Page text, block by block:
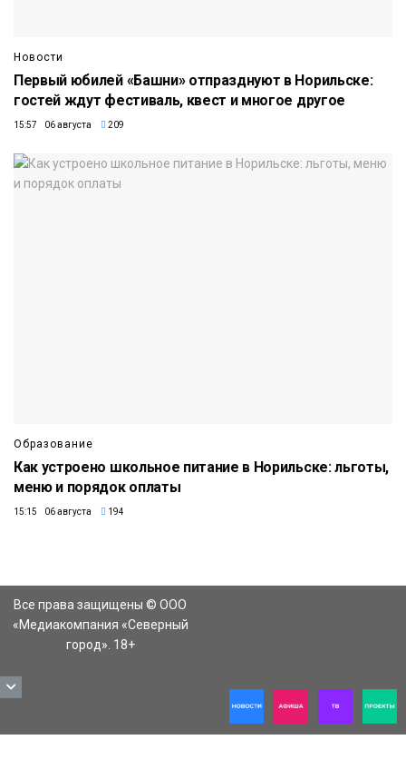
Новости
Первый юбилей «Башни» отпразднуют в Норильске:
гостей ждут фестиваль, квест и многое другое
15:57 06 августа 209
Образование
Как устроено школьное питание в Норильске: льготы,
меню и порядок оплаты
15:15 06 августа 194
Все права защищены © ООО
«Медиакомпания «Северный
город». 18+